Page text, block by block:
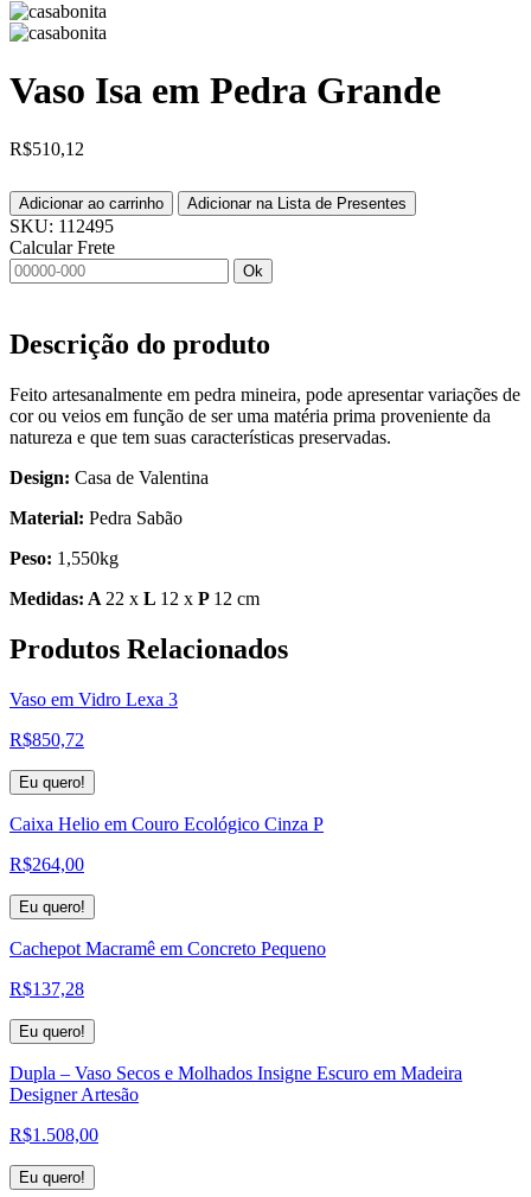
Vaso Isa em Pedra Grande
R$510,12
Adicionar ao carrinho Adicionar na Lista de Presentes
SKU: 112495
Calcular Frete
Ok
Descrição do produto
Feito artesanalmente em pedra mineira, pode apresentar variações de
cor ou veios em função de ser uma matéria prima proveniente da
natureza e que tem suas características preservadas.
Design: Casa de Valentina
Material: Pedra Sabão
Peso: 1,550kg
Medidas: A 22 x L 12 x P 12 cm
Produtos Relacionados
Vaso em Vidro Lexa 3
R$850,72
Eu quero!
Caixa Helio em Couro Ecológico Cinza P
R$264,00
Eu quero!
Cachepot Macramê em Concreto Pequeno
R$137,28
Eu quero!
Dupla – Vaso Secos e Molhados Insigne Escuro em Madeira
Designer Artesão
R$1.508,00
Eu quero!